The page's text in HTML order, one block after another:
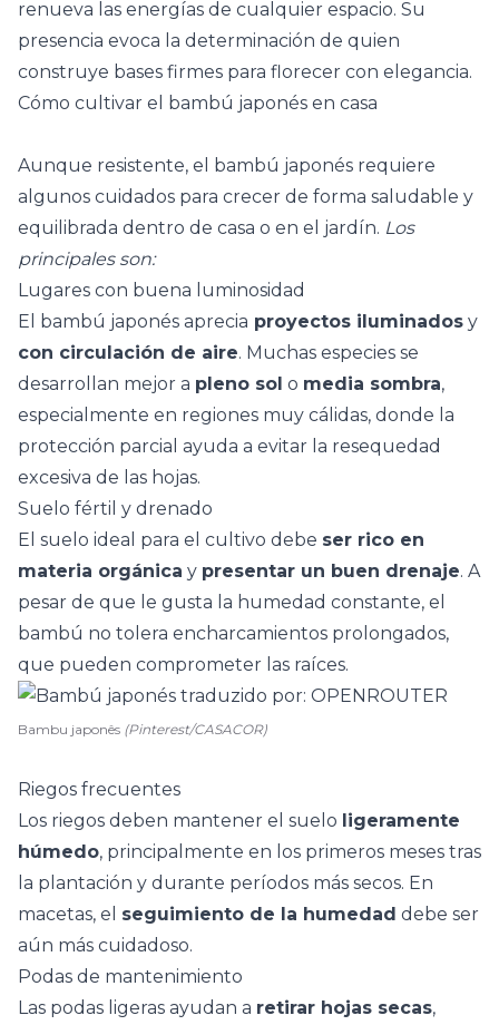
renueva las energías de cualquier espacio. Su
presencia evoca la determinación de quien
construye bases firmes para florecer con elegancia.
Cómo cultivar el bambú japonés en casa
Aunque resistente, el bambú japonés requiere
algunos cuidados para crecer de forma saludable y
equilibrada dentro de casa o en el jardín. Los
principales son:
Lugares con buena luminosidad
El bambú japonés aprecia proyectos iluminados y
con circulación de aire. Muchas especies se
desarrollan mejor a pleno sol o media sombra,
especialmente en regiones muy cálidas, donde la
protección parcial ayuda a evitar la resequedad
excesiva de las hojas.
Suelo fértil y drenado
El suelo ideal para el cultivo debe ser rico en
materia orgánica y presentar un buen drenaje. A
pesar de que le gusta la humedad constante, el
bambú no tolera encharcamientos prolongados,
que pueden comprometer las raíces.
Bambu japonês (Pinterest/CASACOR)
Riegos frecuentes
Los riegos deben mantener el suelo ligeramente
húmedo, principalmente en los primeros meses tras
la plantación y durante períodos más secos. En
macetas, el seguimiento de la humedad debe ser
aún más cuidadoso.
Podas de mantenimiento
Las podas ligeras ayudan a retirar hojas secas,